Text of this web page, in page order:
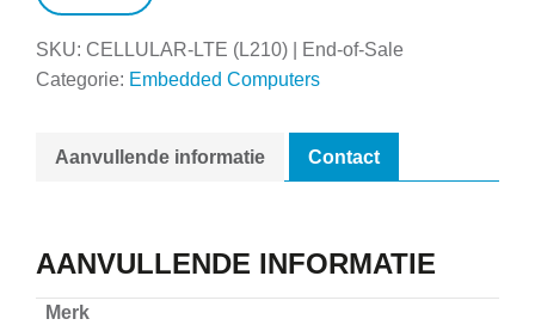
SKU: CELLULAR-LTE (L210) | End-of-Sale
Categorie: Embedded Computers
Aanvullende informatie Contact
AANVULLENDE INFORMATIE
Merk